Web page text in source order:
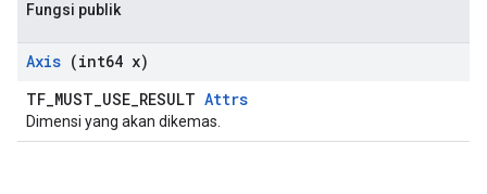
Fungsi publik
Axis (int64 x)
TF_MUST_USE_RESULT Attrs
Dimensi yang akan dikemas.